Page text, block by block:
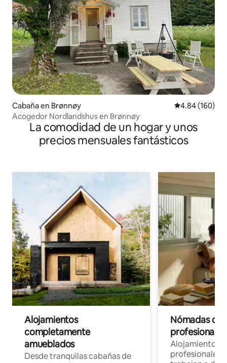
Cabaña en Brønnøy Calificación
4.84 (160)
Acogedor Nordlandshus en Brønnøy
La comodidad de un hogar y unos
precios mensuales fantásticos
Alojamientos
completamente
amueblados
Desde tranquilas cabañas de
Nómadas
Alojamientos
profesionales